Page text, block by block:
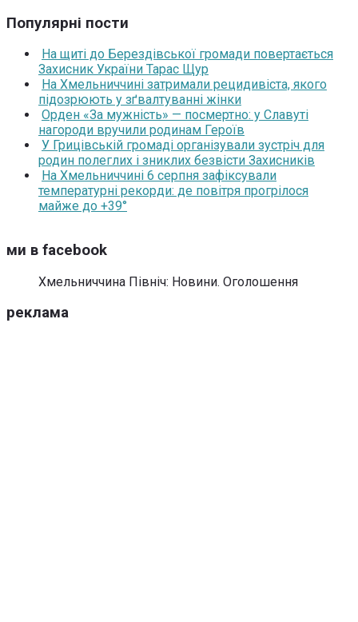
Популярні пости
На щиті до Берездівської громади повертається
Захисник України Тарас Щур
На Хмельниччині затримали рецидивіста, якого
підозрюють у зґвалтуванні жінки
Орден «За мужність» — посмертно: у Славуті
нагороди вручили родинам Героїв
У Грицівській громаді організували зустріч для
родин полеглих і зниклих безвісти Захисників
На Хмельниччині 6 серпня зафіксували
температурні рекорди: де повітря прогрілося
майже до +39°
ми в facebook
Хмельниччина Північ: Новини. Оголошення
реклама